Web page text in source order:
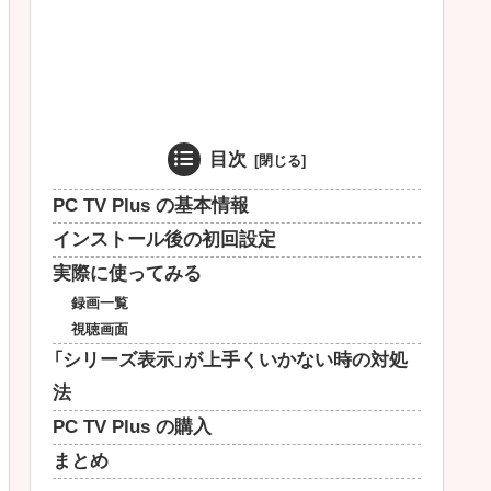
目次
PC TV Plus の基本情報
インストール後の初回設定
実際に使ってみる
録画一覧
視聴画面
「シリーズ表示」が上手くいかない時の対処
法
PC TV Plus の購入
まとめ